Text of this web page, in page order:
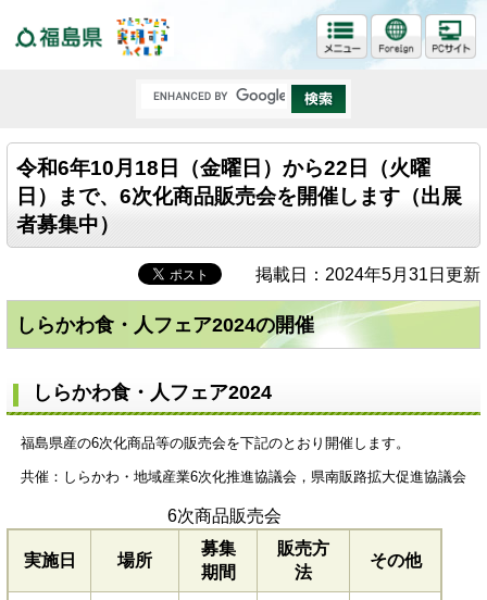
令和6年10月18日（金曜日）から22日（火曜
日）まで、6次化商品販売会を開催します（出展
者募集中）
掲載日：2024年5月31日更新
しらかわ食・人フェア2024の開催
しらかわ食・人フェア2024
福島県産の6次化商品等の販売会を下記のとおり開催します。
共催：しらかわ・地域産業6次化推進協議会，県南販路拡大促進協議会
6次商品販売会
実施日 場所
募集
期間
販売方
法
その他